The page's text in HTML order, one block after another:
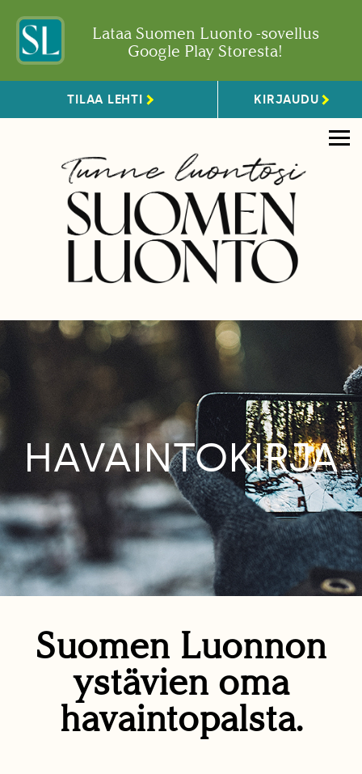
Lataa Suomen Luonto -sovellus
Google Play Storesta!
TILAA LEHTI KIRJAUDU
HAVAINTOKIRJA
Suomen Luonnon
ystävien oma
havaintopalsta.